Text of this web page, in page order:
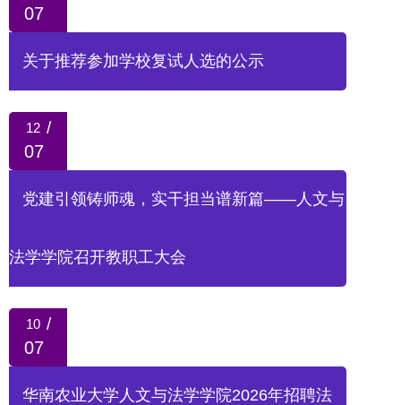
07
关于推荐参加学校复试人选的公示
12 /
07
党建引领铸师魂，实干担当谱新篇——人文与
法学学院召开教职工大会
10 /
07
华南农业大学人文与法学学院2026年招聘法